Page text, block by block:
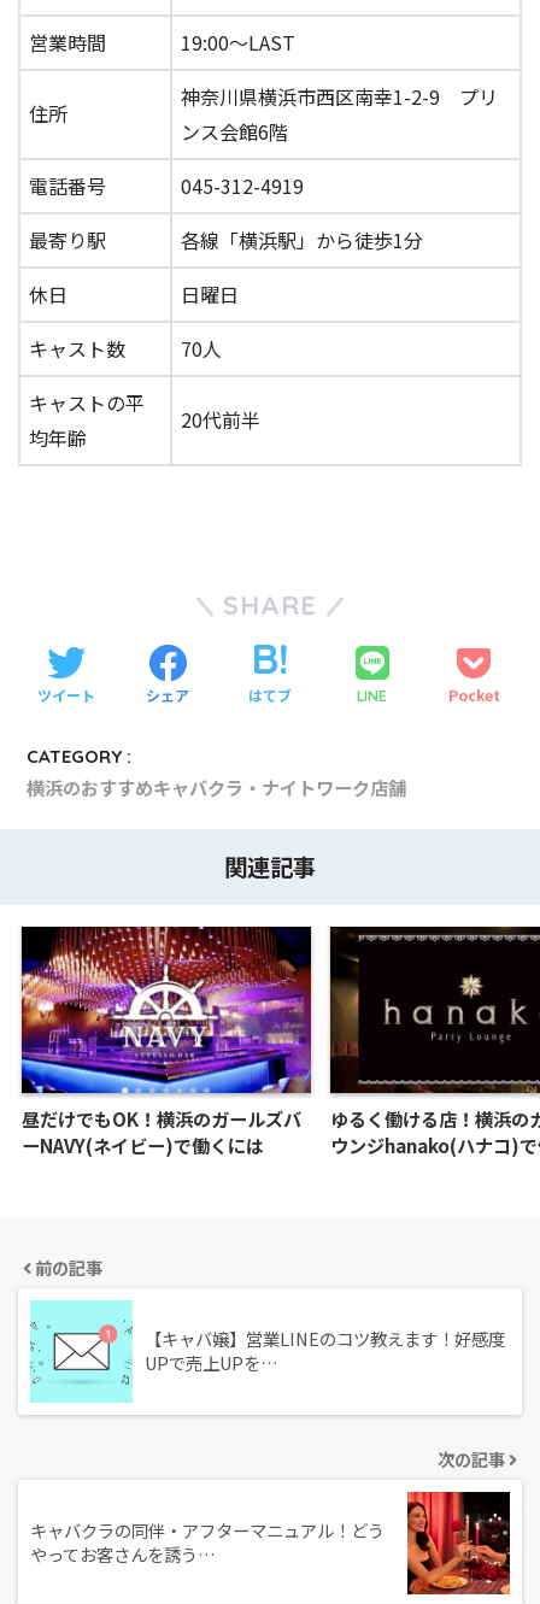
営業時間
19:00〜LAST
住所
神奈川県横浜市西区南幸1-2-9 プリ
ンス会館6階
電話番号
045-312-4919
最寄り駅
各線「横浜駅」から徒歩1分
休日
日曜日
キャスト数
70人
キャストの平
均年齢
20代前半
SHARE
ツイート シェア はてブ LINE Pocket
CATEGORY :
横浜のおすすめキャバクラ・ナイトワーク店舗
関連記事
昼だけでもOK！横浜のガールズバ
ーNAVY(ネイビー)で働くには
ゆるく働ける店！横浜の
ウンジhanako(ハナコ)
前の記事
【キャバ嬢】営業LINEのコツ教えます！好感度
UPで売上UPを…
次の記事
キャバクラの同伴・アフターマニュアル！どう
やってお客さんを誘う…